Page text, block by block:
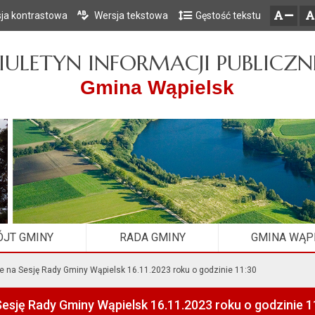
Przejdź do głównego menu
Przejdź do treści
Przejdź do mapy serwisu
kontrastowa Wersja tekstowa Gęstość tekstu
INFORMACJI
Gmina Wąpielsk
GMINY RADA GMINY GMINA
na Sesję Rady Gminy Wąpielsk 16.11.2023 roku o godzinie 11:30
Rady Gminy Wąpielsk 16.11.2023 roku o godzinie